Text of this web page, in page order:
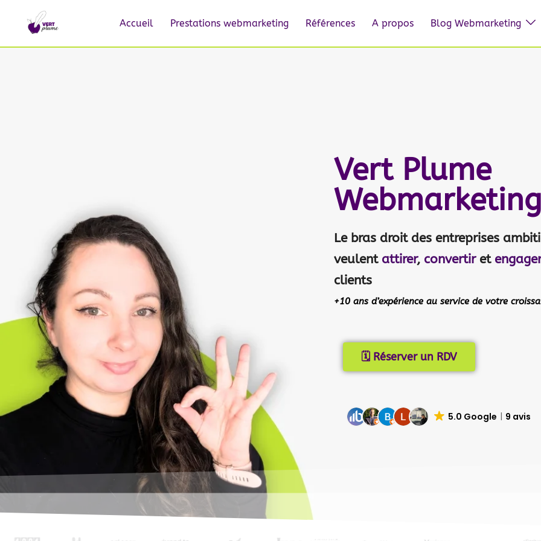
Accueil Prestations webmarketing Références A propos Blog Webmarketing
Vert Plume
Le bras droit des entreprises
veulent attirer, convertiret
clients
+10 ans d’expérience au service de votre
🗓️ Réserver un RDV
5.0 Google 9 avis